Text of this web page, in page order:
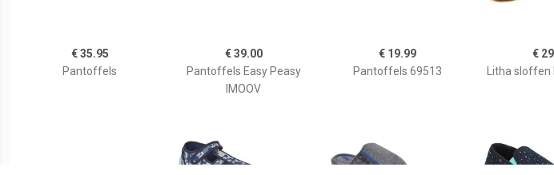
€ 35.95
Pantoffels
€ 39.00
Pantoffels Easy Peasy
IMOOV
€ 19.99
Pantoffels 69513
€
Litha